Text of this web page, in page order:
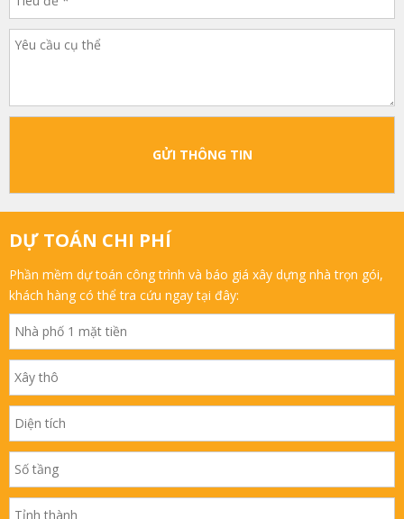
GỬI THÔNG TIN
DỰ TOÁN CHI PHÍ
Phần mềm dự toán công trình và báo giá xây dựng nhà trọn gói,
khách hàng có thể tra cứu ngay tại đây: